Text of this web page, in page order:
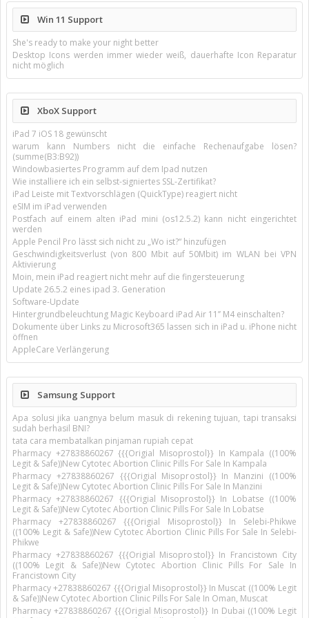
Win 11 Support
She's ready to make your night better
Desktop Icons werden immer wieder weiß, dauerhafte Icon Reparatur
nicht möglich
XboX Support
iPad 7 iOS 18 gewünscht
warum kann Numbers nicht die einfache Rechenaufgabe lösen?
(summe(B3:B92))
Windowbasiertes Programm auf dem Ipad nutzen
Wie installiere ich ein selbst-signiertes SSL-Zertifikat?
iPad Leiste mit Textvorschlägen (QuickType) reagiert nicht
eSIM im iPad verwenden
Postfach auf einem alten iPad mini (os12.5.2) kann nicht eingerichtet
werden
Apple Pencil Pro lässt sich nicht zu „Wo ist?“ hinzufügen
Geschwindigkeitsverlust (von 800 Mbit auf 50Mbit) im WLAN bei VPN
Aktivierung
Moin, mein iPad reagiert nicht mehr auf die fingersteuerung
Update 26.5.2 eines ipad 3. Generation
Software-Update
Hintergrundbeleuchtung Magic Keyboard iPad Air 11’’ M4 einschalten?
Dokumente über Links zu Microsoft365 lassen sich in iPad u. iPhone nicht
öffnen
AppleCare Verlängerung
Samsung Support
Apa solusi jika uangnya belum masuk di rekening tujuan, tapi transaksi
sudah berhasil BNI?
tata cara membatalkan pinjaman rupiah cepat
Pharmacy +27838860267 {{{Origial Misoprostol}} In Kampala ((100%
Legit & Safe))New Cytotec Abortion Clinic Pills For Sale In Kampala
Pharmacy +27838860267 {{{Origial Misoprostol}} In Manzini ((100%
Legit & Safe))New Cytotec Abortion Clinic Pills For Sale In Manzini
Pharmacy +27838860267 {{{Origial Misoprostol}} In Lobatse ((100%
Legit & Safe))New Cytotec Abortion Clinic Pills For Sale In Lobatse
Pharmacy +27838860267 {{{Origial Misoprostol}} In Selebi-Phikwe
((100% Legit & Safe))New Cytotec Abortion Clinic Pills For Sale In Selebi-
Phikwe
Pharmacy +27838860267 {{{Origial Misoprostol}} In Francistown City
((100% Legit & Safe))New Cytotec Abortion Clinic Pills For Sale In
Francistown City
Pharmacy +27838860267 {{{Origial Misoprostol}} In Muscat ((100% Legit
& Safe))New Cytotec Abortion Clinic Pills For Sale In Oman, Muscat
Pharmacy +27838860267 {{{Origial Misoprostol}} In Dubai ((100% Legit